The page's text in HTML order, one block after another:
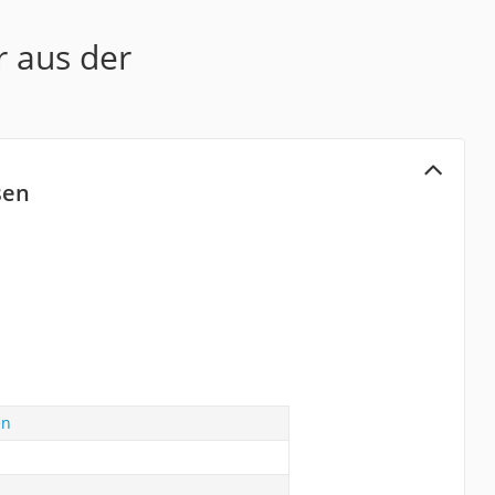
aus der